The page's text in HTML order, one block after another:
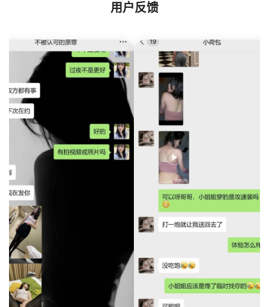
用户反馈